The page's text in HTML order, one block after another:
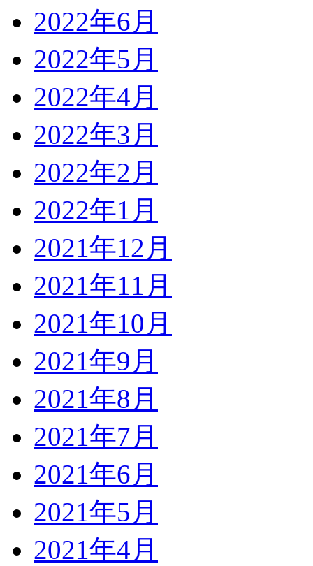
2022年6月
2022年5月
2022年4月
2022年3月
2022年2月
2022年1月
2021年12月
2021年11月
2021年10月
2021年9月
2021年8月
2021年7月
2021年6月
2021年5月
2021年4月